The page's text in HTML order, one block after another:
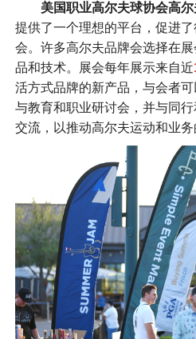
美国职业高尔夫球协会高
提供了一个理想的平台，促进
会。许多高尔夫品牌会选择在
品和技术。展会每年展示来自近
活方式品牌的新产品，与会者
与教育和职业研讨会，并与同
交流，以推动高尔夫运动和业务